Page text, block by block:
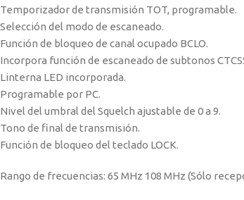
Temporizador de transmisión TOT, programable.
Selección del modo de escaneado.
Función de bloqueo de canal ocupado BCLO.
Incorpora función de escaneado de subtonos
Linterna LED incorporada.
Programable por PC.
Nivel del umbral del Squelch ajustable de 0 a 9.
Tono de final de transmisión.
Función de bloqueo del teclado LOCK.
Rango de frecuencias: 65 MHz 108 MHz (Sólo